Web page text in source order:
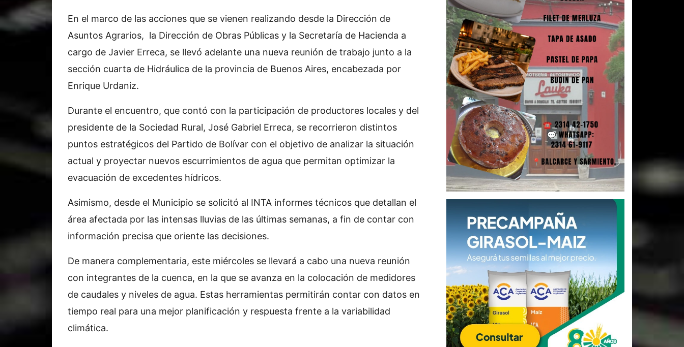
En el marco de las acciones que se vienen realizando desde la Dirección de
Asuntos Agrarios, la Dirección de Obras Públicas y la Secretaría de Hacienda a
cargo de Javier Erreca, se llevó adelante una nueva reunión de trabajo junto a la
sección cuarta de Hidráulica de la provincia de Buenos Aires, encabezada por
Enrique Urdaniz.
Durante el encuentro, que contó con la participación de productores locales y del
presidente de la Sociedad Rural, José Gabriel Erreca, se recorrieron distintos
puntos estratégicos del Partido de Bolívar con el objetivo de analizar la situación
actual y proyectar nuevos escurrimientos de agua que permitan optimizar la
evacuación de excedentes hídricos.
Asimismo, desde el Municipio se solicitó al INTA informes técnicos que detallan el
área afectada por las intensas lluvias de las últimas semanas, a fin de contar con
información precisa que oriente las decisiones.
De manera complementaria, este miércoles se llevará a cabo una nueva reunión
con integrantes de la cuenca, en la que se avanza en la colocación de medidores
de caudales y niveles de agua. Estas herramientas permitirán contar con datos en
tiempo real para una mejor planificación y respuesta frente a la variabilidad
climática.